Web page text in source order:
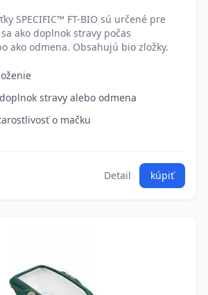
SPECIFIC™ FT-BIO sú určené pre
ako doplnok stravy počas
ako odmena. Obsahujú bio zložky.
stravy alebo odmena
o mačku
Detail kúpiť